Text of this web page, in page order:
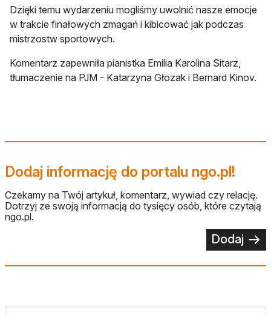
Dzięki temu wydarzeniu mogliśmy uwolnić nasze emocje
w trakcie finałowych zmagań i kibicować jak podczas
mistrzostw sportowych.
Komentarz zapewniła pianistka Emilia Karolina Sitarz,
tłumaczenie na PJM - Katarzyna Głozak i Bernard Kinov.
Dodaj informację do portalu ngo.pl!
Czekamy na Twój artykuł, komentarz, wywiad czy relację.
Dotrzyj ze swoją informacją do tysięcy osób, które czytają
ngo.pl.
Dodaj